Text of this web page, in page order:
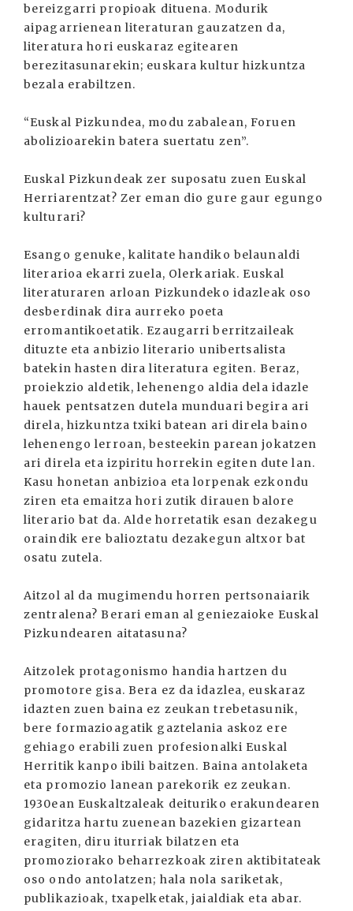
bereizgarri propioak dituena. Modurik
aipagarrienean literaturan gauzatzen da,
literatura hori euskaraz egitearen
berezitasunarekin; euskara kultur hizkuntza
bezala erabiltzen.
“Euskal Pizkundea, modu zabalean, Foruen
abolizioarekin batera suertatu zen”.
Euskal Pizkundeak zer suposatu zuen Euskal
Herriarentzat? Zer eman dio gure gaur egungo
kulturari?
Esango genuke, kalitate handiko belaunaldi
literarioa ekarri zuela, Olerkariak. Euskal
literaturaren arloan Pizkundeko idazleak oso
desberdinak dira aurreko poeta
erromantikoetatik. Ezaugarri berritzaileak
dituzte eta anbizio literario unibertsalista
batekin hasten dira literatura egiten. Beraz,
proiekzio aldetik, lehenengo aldia dela idazle
hauek pentsatzen dutela munduari begira ari
direla, hizkuntza txiki batean ari direla baino
lehenengo lerroan, besteekin parean jokatzen
ari direla eta izpiritu horrekin egiten dute lan.
Kasu honetan anbizioa eta lorpenak ezkondu
ziren eta emaitza hori zutik dirauen balore
literario bat da. Alde horretatik esan dezakegu
oraindik ere balioztatu dezakegun altxor bat
osatu zutela.
Aitzol al da mugimendu horren pertsonaiarik
zentralena? Berari eman al geniezaioke Euskal
Pizkundearen aitatasuna?
Aitzolek protagonismo handia hartzen du
promotore gisa. Bera ez da idazlea, euskaraz
idazten zuen baina ez zeukan trebetasunik,
bere formazioagatik gaztelania askoz ere
gehiago erabili zuen profesionalki Euskal
Herritik kanpo ibili baitzen. Baina antolaketa
eta promozio lanean parekorik ez zeukan.
1930ean Euskaltzaleak deituriko erakundearen
gidaritza hartu zuenean bazekien gizartean
eragiten, diru iturriak bilatzen eta
promoziorako beharrezkoak ziren aktibitateak
oso ondo antolatzen; hala nola sariketak,
publikazioak, txapelketak, jaialdiak eta abar.